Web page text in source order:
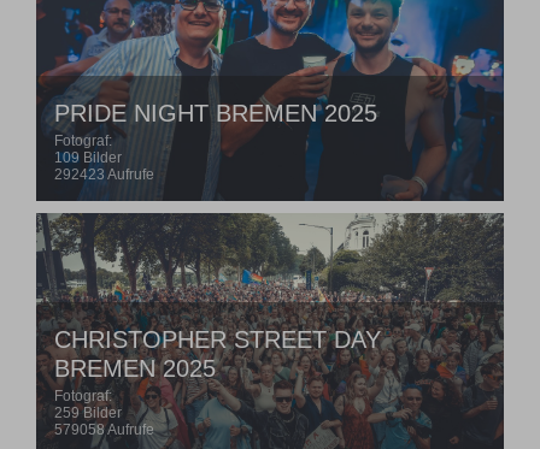
PRIDE NIGHT BREMEN 2025
Fotograf:
109 Bilder
292423 Aufrufe
CHRISTOPHER STREET DAY
BREMEN 2025
Fotograf:
259 Bilder
579058 Aufrufe